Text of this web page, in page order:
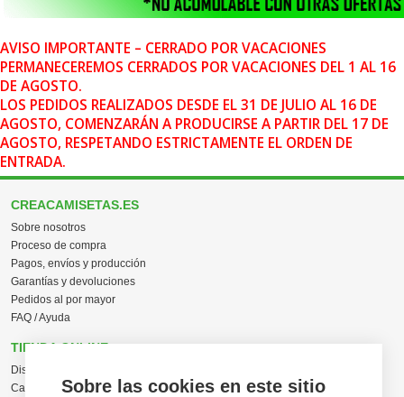
Sobre las cookies en este sitio
AVISO IMPORTANTE – CERRADO POR VACACIONES
PERMANECEREMOS CERRADOS POR VACACIONES DEL 1 AL 16
DE AGOSTO.
LOS PEDIDOS REALIZADOS DESDE EL 31 DE JULIO AL 16 DE
AGOSTO, COMENZARÁN A PRODUCIRSE A PARTIR DEL 17 DE
AGOSTO, RESPETANDO ESTRICTAMENTE EL ORDEN DE
ENTRADA.
CREACAMISETAS.ES
Sobre nosotros
Proceso de compra
Pagos, envíos y producción
Garantías y devoluciones
Pedidos al por mayor
FAQ / Ayuda
TIENDA ONLINE
Diseña en línea ahora
Camisetas personalizadas